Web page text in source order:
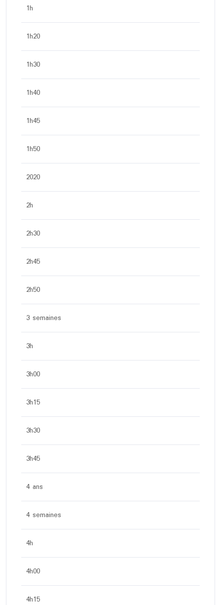
1h
1h20
1h30
1h40
1h45
1h50
2020
2h
2h30
2h45
2h50
3 semaines
3h
3h00
3h15
3h30
3h45
4 ans
4 semaines
4h
4h00
4h15